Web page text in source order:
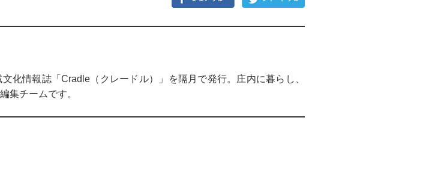
化情報誌「Cradle（クレードル）」を隔月で発行。庄内に暮らし、
集チームです。